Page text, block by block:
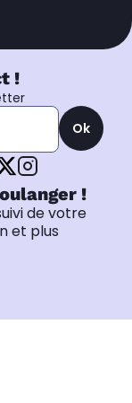
!
Ok
!
de votre
et plus